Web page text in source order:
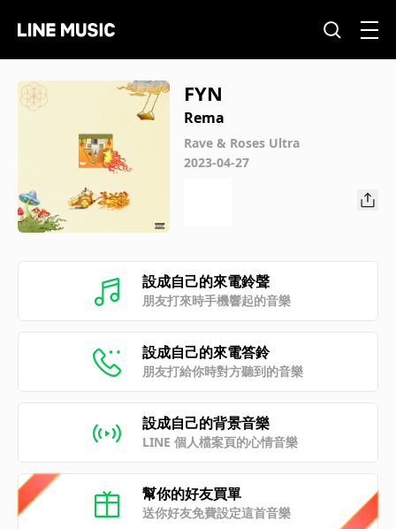
FYN
Rema
Rave & Roses Ultra
2023-04-27
設成自己的來電鈴聲
朋友打來時手機響起的音樂
設成自己的來電答鈴
朋友打給你時對方聽到的音樂
設成自己的背景音樂
LINE 個人檔案頁的心情音樂
幫你的好友買單
送你好友免費設定這首音樂